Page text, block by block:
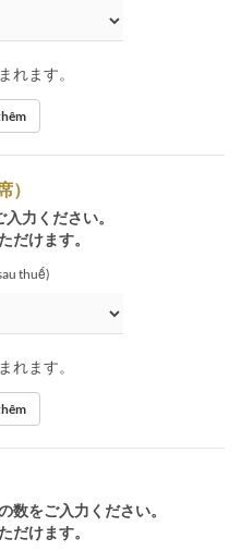
れます。
力ください。
だけます。
thuế)
れます。
数をご入力ください。
だけます。